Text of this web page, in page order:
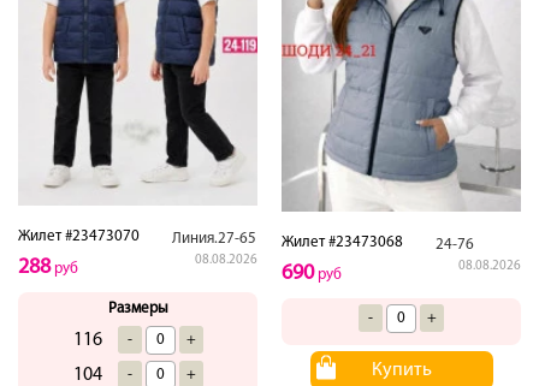
Жилет #23473070 Линия.27-65
08.08.2026
288руб
Размеры
116 - +
104 - +
Жилет #23473068 24-76
08.08.2026
690руб
- +
Купить